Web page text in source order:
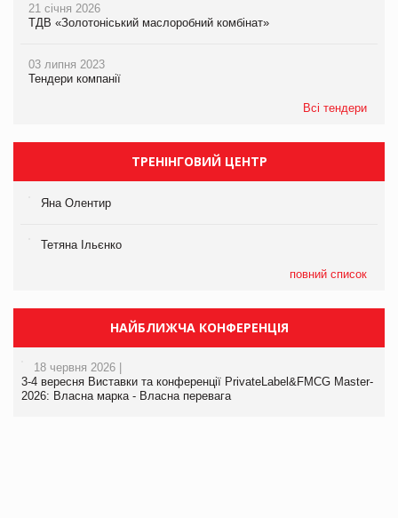
21 січня 2026
ТДВ «Золотоніський маслоробний комбінат»
03 липня 2023
Тендери компанії
Всі тендери
ТРЕНІНГОВИЙ ЦЕНТР
Яна Олентир
Тетяна Ільєнко
повний список
НАЙБЛИЖЧА КОНФЕРЕНЦІЯ
18 червня 2026 |
3-4 вересня Виставки та конференції PrivateLabel&FMCG Master-
2026: Власна марка - Власна перевага